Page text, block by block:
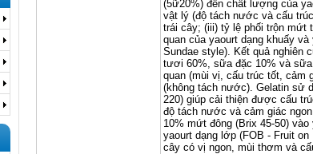
(5ữ20%) đến chất lượng của
vật lý (độ tách nước và cấu
trái cây; (iii) tỷ lệ phối trộn mứt
quan của yaourt dạng khuấy
Sundae style). Kết quả nghiên
tươi 60%, sữa đặc 10% và
quan (mùi vị, cấu trúc tốt, cảm
(không tách nước). Gelatin sử
220) giúp cải thiện được cấu
độ tách nước và cảm giác
10% mứt đông (Brix 45-50)
yaourt dạng lớp (FOB - Fruit
cây có vị ngon, mùi thơm và